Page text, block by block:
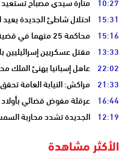
15:31 احتلال شاطئ الجديدة
15:16 محاكمة 25 متهما في قضية الهجرة إلى سبتة
13:33 مقتل عسكريين
22:02 عاهل إسبانيا يهنئ الملك
21:33 مراكش: النيابة العامة
16:44 عرقلة مفوض قضائي بأولاد
12:19 الجديدة تشدد محاربة
الأكثر مشاهدة